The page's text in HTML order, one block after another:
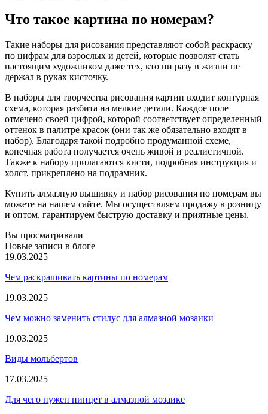
Что такое картина по номерам?
Такие наборы для рисования представляют собой раскраску
по цифрам для взрослых и детей, которые позволят стать
настоящим художником даже тех, кто ни разу в жизни не
держал в руках кисточку.
В наборы для творчества рисования картин входит контурная
схема, которая разбита на мелкие детали. Каждое поле
отмечено своей цифрой, которой соответствует определенный
оттенок в палитре красок (они так же обязательно входят в
набор). Благодаря такой подробно продуманной схеме,
конечная работа получается очень живой и реалистичной.
Также к набору прилагаются кисти, подробная инструкция и
холст, прикреплено на подрамник.
Купить алмазную вышивку и набор рисования по номерам вы
можете на нашем сайте. Мы осуществляем продажу в розницу
и оптом, гарантируем быструю доставку и приятные цены.
Вы просматривали
Новые записи в блоге
19.03.2025
Чем раскрашивать картины по номерам
19.03.2025
Чем можно заменить стилус для алмазной мозаики
19.03.2025
Виды мольбертов
17.03.2025
Для чего нужен пинцет в алмазной мозаике